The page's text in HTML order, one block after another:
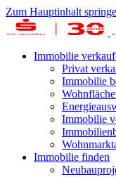
Zum Hauptinhalt
Immobilie
Privat
Immobilie
Immobilie
Immobilie finden